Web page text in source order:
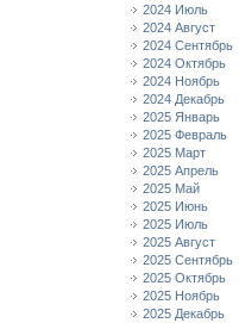
2024 Июль
2024 Август
2024 Сентябрь
2024 Октябрь
2024 Ноябрь
2024 Декабрь
2025 Январь
2025 Февраль
2025 Март
2025 Апрель
2025 Май
2025 Июнь
2025 Июль
2025 Август
2025 Сентябрь
2025 Октябрь
2025 Ноябрь
2025 Декабрь